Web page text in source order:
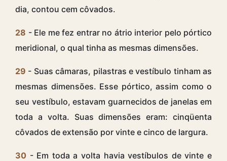
dia, contou cem côvados.
28 - Ele me fez entrar no átrio interior pelo pórtico
meridional, o qual tinha as mesmas dimensões.
29 - Suas câmaras, pilastras e vestíbulo tinham as
mesmas dimensões. Esse pórtico, assim como o
seu vestíbulo, estavam guarnecidos de janelas em
toda a volta. Suas dimensões eram: cinqüenta
côvados de extensão por vinte e cinco de largura.
30 - Em toda a volta havia vestíbulos de vinte e